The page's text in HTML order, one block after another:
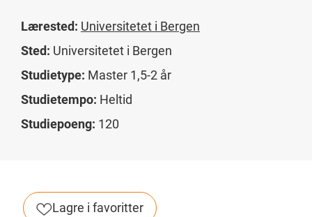
Lærested: Universitetet i Bergen
Sted: Universitetet i Bergen
Studietype: Master 1,5-2 år
Studietempo: Heltid
Studiepoeng: 120
Lagre i favoritter